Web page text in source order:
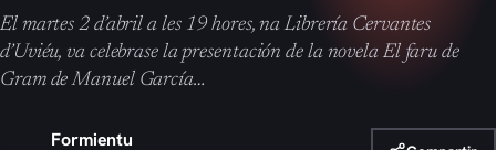
El martes 2 d’abril a les 19 hores, na Librería Cervantes
d’Uviéu, va celebrase la presentación de la novela El faru de
Gram de Manuel García…
Formientu